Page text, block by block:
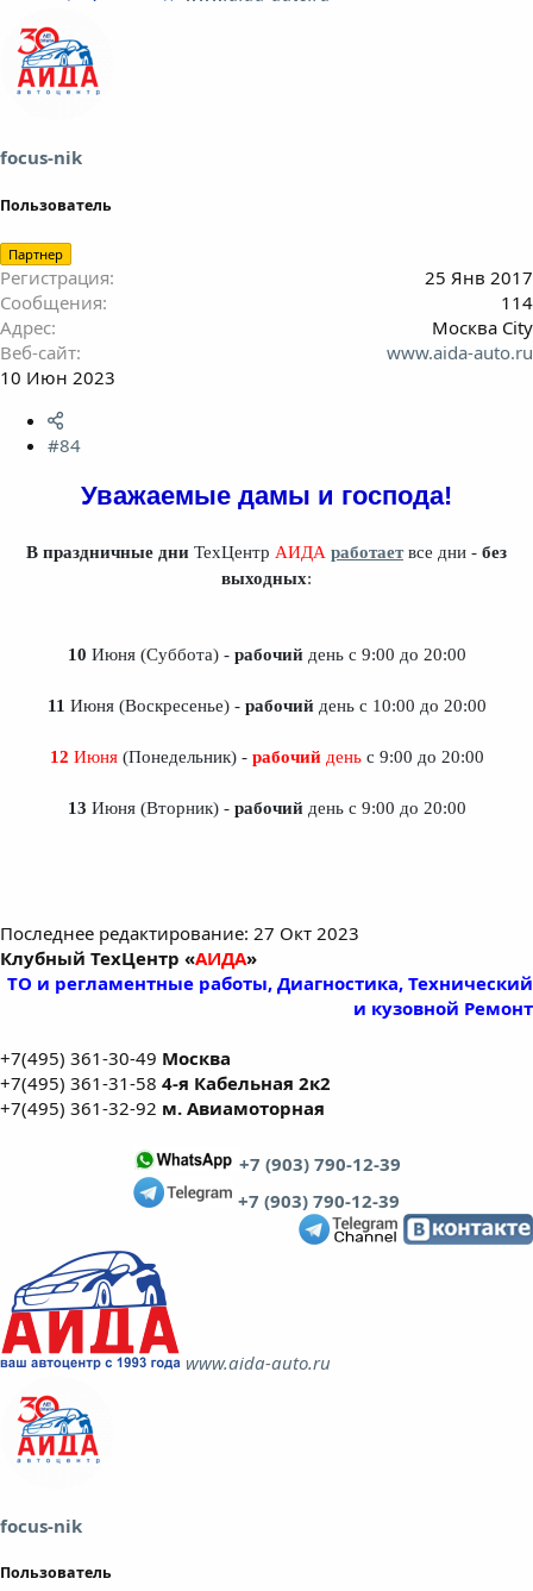
focus-nik
Пользователь
Партнер
Регистрация
25 Янв 2017
Сообщения
114
Адрес
Москва City
Веб-сайт
www.aida-auto.ru
10 Июн 2023
#84
Уважаемые дамы и господа!
В праздничные дни ТехЦентр АИДА работаетвсе дни - без
выходных:
10 Июня (Суббота) - рабочий день с 9:00 до 20:00
11 Июня (Воскресенье) - рабочий день с 10:00 до 20:00
12 Июня(Понедельник) - рабочий деньс 9:00 до 20:00
13 Июня (Вторник) - рабочий день с 9:00 до 20:00
Последнее редактирование: 27 Окт 2023
Клубный ТехЦентр «АИДА»
ТО и регламентные работы, Диагностика, Технический
и кузовной Ремонт
+7(495) 361-30-49 Москва
+7(495) 361-31-58 4-я Кабельная 2к2
+7(495) 361-32-92 м. Авиамоторная
+7 (903) 790-12-39
+7 (903) 790-12-39
www.aida-auto.ru
focus-nik
Пользователь